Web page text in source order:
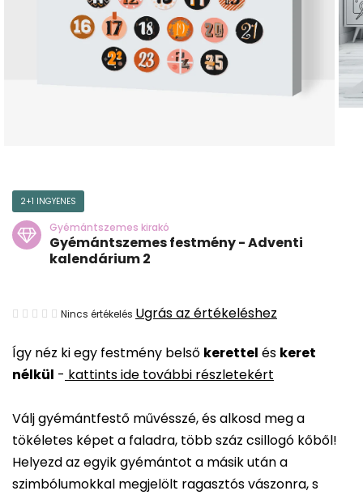
Így néz ki egy festmény belső kerettel és keret
nélkül - kattints ide további részletekért
Válj gyémántfestő művésszé, és alkosd meg a
tökéletes képet a faladra, több száz csillogó kőből!
Helyezd az egyik gyémántot a másik után a
szimbólumokkal megjelölt ragasztós vászonra, s
2+1 INGYENES
Gyémántszemes kirakó
Gyémántszemes festmény - Adventi
kalendárium 2
A
átlagos
értékelése
ből
0,0
csillag.
Nincs értékelés Ugrás az értékeléshez